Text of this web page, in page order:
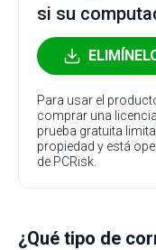
si su
Para usar el
comprar una
prueba gratuita
propiedad y está
de PCRisk.
¿Qué tipo de